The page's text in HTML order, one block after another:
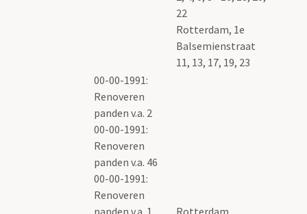
22
Rotterdam, 1e
Balsemienstraat
11, 13, 17, 19, 23
00-00-1991:
Renoveren
panden v.a. 2
00-00-1991:
Renoveren
panden v.a. 46
00-00-1991:
Renoveren
panden v.a. 1
Rotterdam,